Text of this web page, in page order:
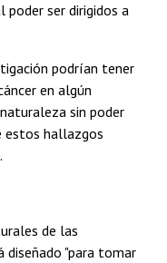
poder ser dirigidos a
podrían tener
en algún
sin poder
estos hallazgos
de las
diseñado "para tomar